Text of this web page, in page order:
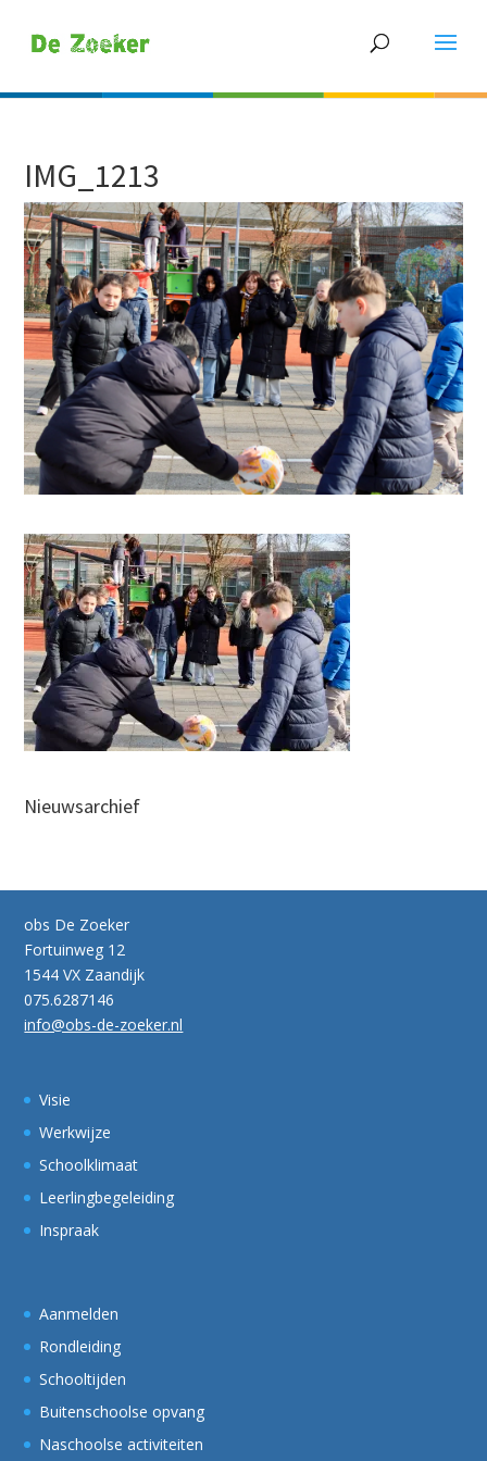
IMG_1213
Nieuwsarchief
obs De Zoeker
Fortuinweg 12
1544 VX Zaandijk
075.6287146
info@obs-de-zoeker.nl
Visie
Werkwijze
Schoolklimaat
Leerlingbegeleiding
Inspraak
Aanmelden
Rondleiding
Schooltijden
Buitenschoolse opvang
Naschoolse activiteiten